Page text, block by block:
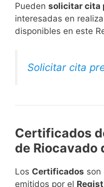
​Pueden solicitar cita
interesadas en
disponibles en este
Solicitar cita
Certificados
de Riocavado
Los Certificados son
emitidos por el